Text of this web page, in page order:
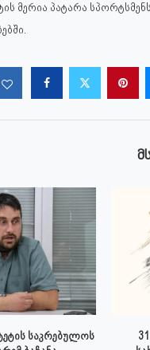
მერია პატარა
საკრებულოს